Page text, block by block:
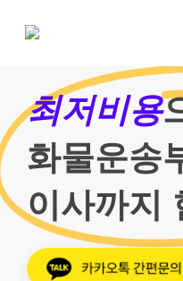
최저비용
화물운송
이사까지